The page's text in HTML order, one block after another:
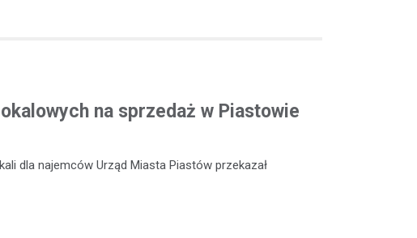
na sprzedaż w Piastowie
dla najemców Urząd Miasta Piastów przekazał